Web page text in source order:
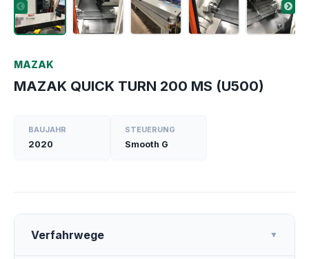
MAZAK
MAZAK QUICK TURN 200 MS (U500)
BAUJAHR
2020
STEUERUNG
Smooth G
Verfahrwege ▼